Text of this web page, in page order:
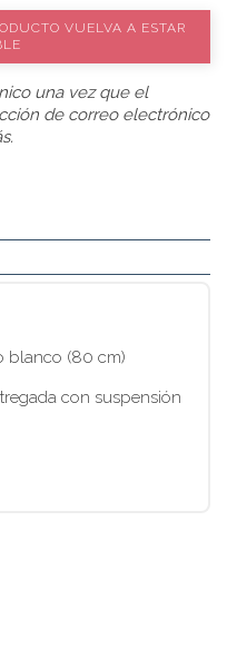
VUELVA A ESTAR
una vez que el
de correo electrónico
blanco (80 cm)
con suspensión